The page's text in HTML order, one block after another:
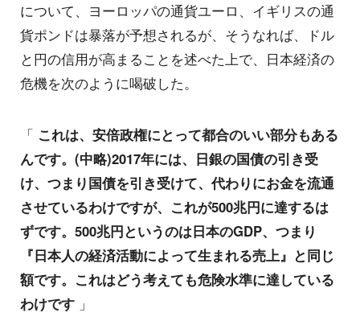
について、ヨーロッパの通貨ユーロ、イギリスの通
貨ポンドは暴落が予想されるが、そうなれば、ドル
と円の信用が高まることを述べた上で、日本経済の
危機を次のように喝破した。
「 これは、安倍政権にとって都合のいい部分もある
んです。(中略)2017年には、日銀の国債の引き受
け、つまり国債を引き受けて、代わりにお金を流通
させているわけですが、これが500兆円に達するは
ずです。500兆円というのは日本のGDP、つまり
『日本人の経済活動によって生まれる売上』と同じ
額です。これはどう考えても危険水準に達している
わけです 」